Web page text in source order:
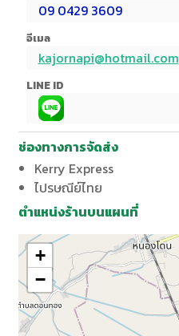
09 0429 3609
อีเมล
kajornapi@hotmail.com
LINE ID
ช่องทางการจัดส่ง
Kerry Express
ไปรษณีย์ไทย
ตำแหน่งร้านบนแผนที่
+
−